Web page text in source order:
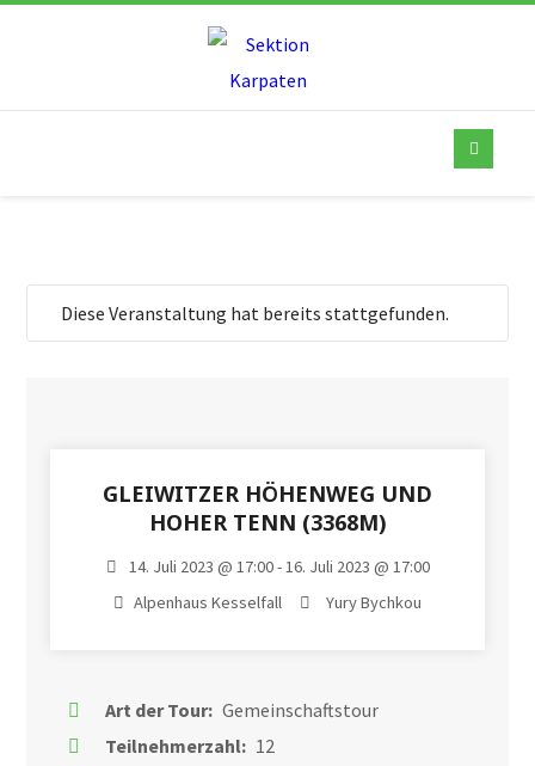
Diese Veranstaltung hat bereits stattgefunden.
GLEIWITZER HÖHENWEG UND
HOHER TENN (3368M)
14. Juli 2023 @ 17:00 - 16. Juli 2023 @ 17:00
Alpenhaus Kesselfall
Yury Bychkou
Art der Tour: Gemeinschaftstour
Teilnehmerzahl: 12